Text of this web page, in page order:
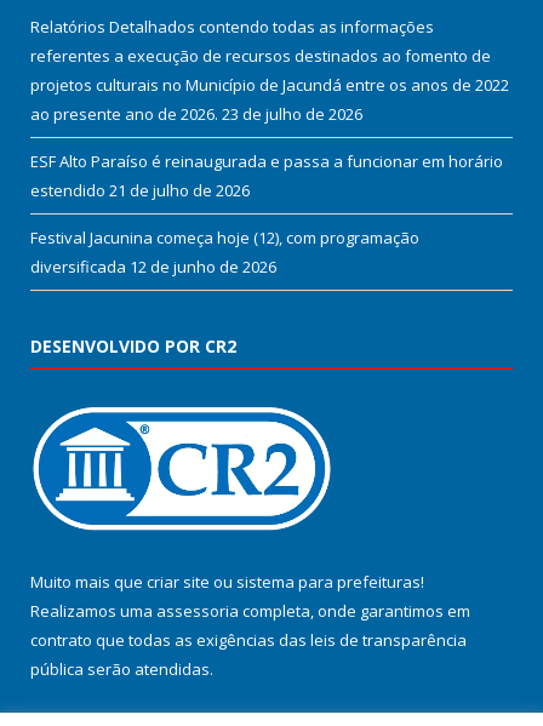
Relatórios Detalhados contendo todas as informações
referentes a execução de recursos destinados ao fomento de
projetos culturais no Município de Jacundá entre os anos de 2022
ao presente ano de 2026. 23 de julho de 2026
ESF Alto Paraíso é reinaugurada e passa a funcionar em horário
estendido 21 de julho de 2026
Festival Jacunina começa hoje (12), com programação
diversificada 12 de junho de 2026
DESENVOLVIDO POR CR2
Muito mais que criar site ou sistema para prefeituras!
Realizamos uma assessoria completa, onde garantimos em
contrato que todas as exigências das leis de transparência
pública serão atendidas.